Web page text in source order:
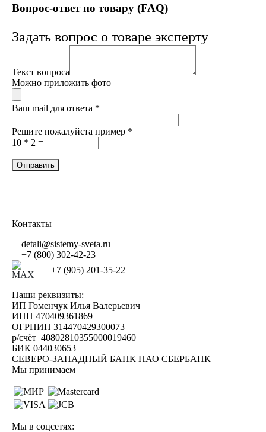
Вопрос-ответ по товару (FAQ)
Задать вопрос о товаре эксперту
Текст вопроса
Можно приложить фото
Ваш mail для ответа *
Решите пожалуйста пример *
10 * 2 =
Контакты
detali@sistemy-sveta.ru
+7 (800) 302-42-23
+7 (905) 201-35-22
Наши реквизиты:
ИП Гоменчук Илья Валерьевич
ИНН 470409361869
ОГРНИП 314470429300073
р/счёт 40802810355000019460
БИК 044030653
СЕВЕРО-ЗАПАДНЫЙ БАНК ПАО СБЕРБАНК
Мы принимаем
Мы в соцсетях: